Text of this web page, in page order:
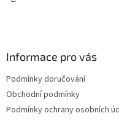
Informace pro vás
Podmínky doručování
Obchodní podmínky
Podmínky ochrany osobních